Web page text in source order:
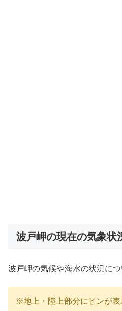
波戸岬の現在の気象状
波戸岬の気候や海水の状況に
※地上・陸上部分にピンが表